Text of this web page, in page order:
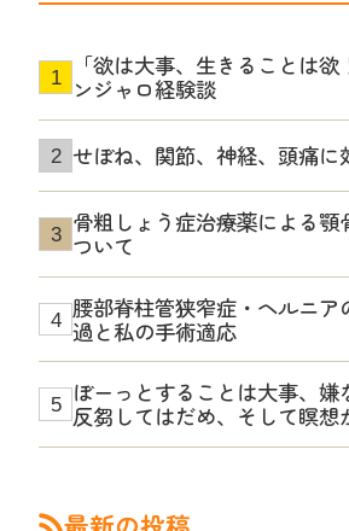
「欲は大事、生きることは
ンジャロ経験談
せぼね、関節、神経、頭痛に
骨粗しょう症治療薬による顎
ついて
腰部脊柱管狭窄症・ヘルニア
過と私の手術適応
ぼーっとすることは大事、嫌
反芻してはだめ、そして瞑